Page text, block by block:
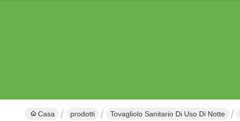
Casa prodotti Tovagliolo Sanitario Di Uso Di Notte